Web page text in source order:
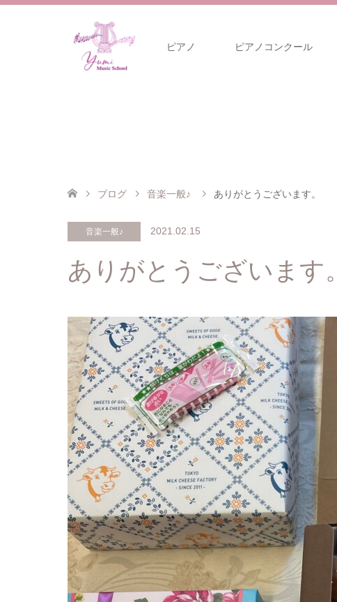
ピアノ ピアノコンクール
ブログ 音楽一般♪ ありがとうございます。
音楽一般♪ 2021.02.15
ありがとうございます。